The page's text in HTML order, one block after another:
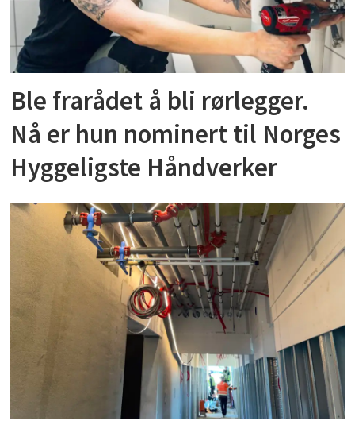
Ble frarådet å bli rørlegger.
Nå er hun nominert til Norges
Hyggeligste Håndverker